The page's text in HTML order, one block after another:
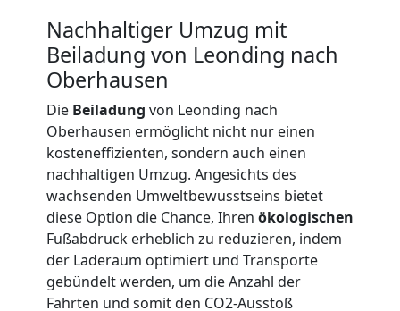
Nachhaltiger Umzug mit
Beiladung von Leonding nach
Oberhausen
Die Beiladung von Leonding nach
Oberhausen ermöglicht nicht nur einen
kosteneffizienten, sondern auch einen
nachhaltigen Umzug. Angesichts des
wachsenden Umweltbewusstseins bietet
diese Option die Chance, Ihren ökologischen
Fußabdruck erheblich zu reduzieren, indem
der Laderaum optimiert und Transporte
gebündelt werden, um die Anzahl der
Fahrten und somit den CO2-Ausstoß
Mann
LKW
Möbellift
Leonding
Übersiedlung